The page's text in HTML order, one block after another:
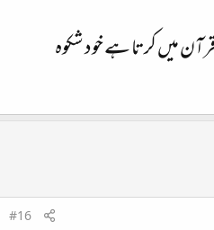
میں کرتا ہے خود شکوہ
#16